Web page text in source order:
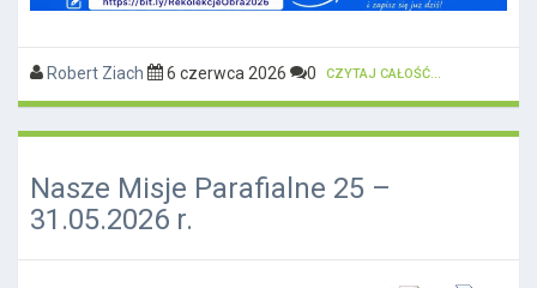
Robert Ziach 6 czerwca 2026 0 CZYTAJ CAŁOŚĆ...
Nasze Misje Parafialne 25 –
31.05.2026 r.